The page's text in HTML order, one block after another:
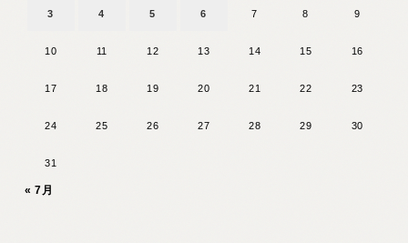
3 4 5 6 7 8 9
10 11 12 13 14 15 16
17 18 19 20 21 22 23
24 25 26 27 28 29 30
31
« 7月